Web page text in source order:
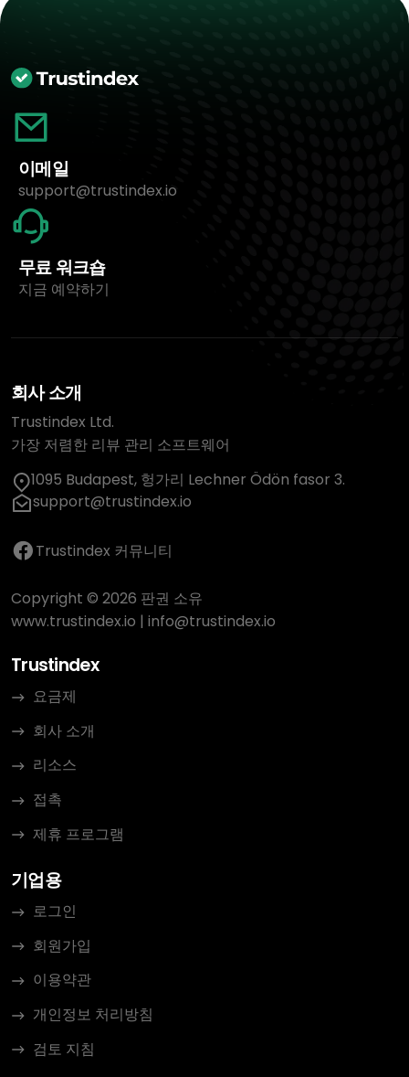
이메일
support@trustindex.io
무료 워크숍
지금 예약하기
회사 소개
Trustindex Ltd.
가장 저렴한 리뷰 관리 소프트웨어
1095 Budapest, 헝가리 Lechner Ödön fasor 3.
support@trustindex.io
Trustindex 커뮤니티
Copyright © 2026 판권 소유
www.trustindex.io | info@trustindex.io
Trustindex
요금제
회사 소개
리소스
접촉
제휴 프로그램
기업용
로그인
회원가입
이용약관
개인정보 처리방침
검토 지침